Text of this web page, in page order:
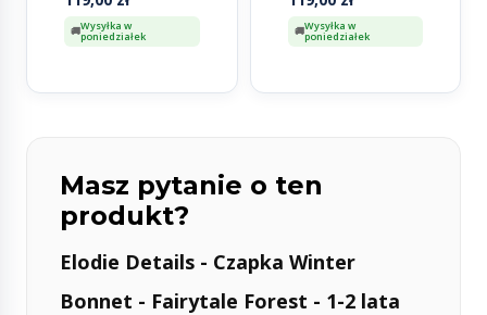
cy
Wysyłka w
poniedziałek
Wysyłka w
poniedziałek
Masz pytanie o ten
produkt?
Elodie Details - Czapka Winter
Bonnet - Fairytale Forest - 1-2 lata